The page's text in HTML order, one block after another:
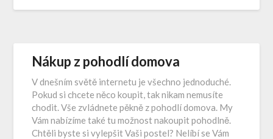
Nákup z pohodlí domova
V dnešním světě internetu je všechno jednoduché.
Pokud si chcete něco koupit, tak nikam nemusíte
chodit. Vše zvládnete pěkně z pohodlí domova. My
Vám nabízíme také tu možnost nakoupit pohodlně.
Chtěli byste si vylepšit Vaši postel? Nelíbí se Vám